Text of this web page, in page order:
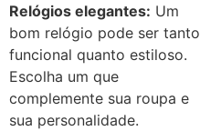
Relógios elegantes: Um
bom relógio pode ser tanto
funcional quanto estiloso.
Escolha um que
complemente sua roupa e
sua personalidade.